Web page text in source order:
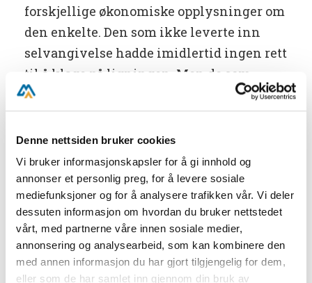
Denne nettsiden bruker cookies
Vi bruker informasjonskapsler for å gi innhold og
annonser et personlig preg, for å levere sosiale
mediefunksjoner og for å analysere trafikken vår. Vi deler
dessuten informasjon om hvordan du bruker nettstedet
vårt, med partnerne våre innen sosiale medier,
annonsering og analysearbeid, som kan kombinere den
med annen informasjon du har gjort tilgjengelig for dem,
eller som de har samlet inn gjennom din bruk av
forskjellige økonomiske opplysninger om
den enkelte. Den som ikke leverte inn
selvangivelse hadde imidlertid ingen rett
til å klage på ligningen. Men de som
sendte inn skjemaet hadde klagerett, og
flere benyttet seg av denne. Klagen måtte
være skriftlig og sendes
hjemkommunens ligningsnemnd.
En av dem som klaget var gårdbruker
Knut Nesbu i Herefoss kommune (som i
dag er innlemmet i Birkenes.) Han var
misfornøyd med ligningen for året 1915.
Også året før, i 1914, mente han at han var